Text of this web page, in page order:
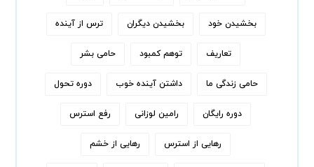
بخشیدن خود بخشیدن دیگران ترس از آینده
تعاریف توهم کمبود حامی بشر
حامی زندگی ما داشتن آینده خوب دوره تحول
دوره رایگان رامین لوزانی رفع استرس
رهایی از استرس رهایی از خشم